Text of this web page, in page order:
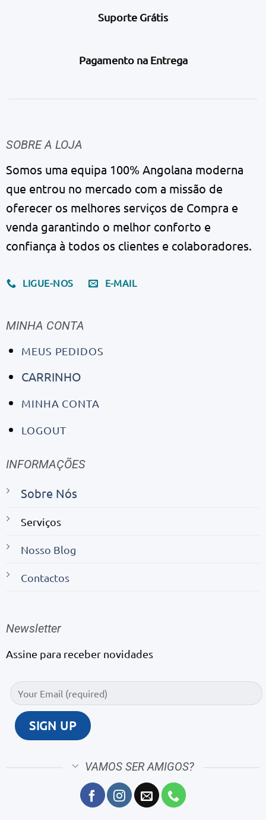
Suporte Grátis
Pagamento na Entrega
SOBRE A LOJA
Somos uma equipa 100% Angolana moderna
que entrou no mercado com a missão de
oferecer os melhores serviços de Compra e
venda garantindo o melhor conforto e
confiança à todos os clientes e colaboradores.
LIGUE-NOS E-MAIL
MINHA CONTA
MEUS PEDIDOS
CARRINHO
MINHA CONTA
LOGOUT
INFORMAÇÕES
Sobre Nós
Serviços
Nosso Blog
Contactos
Newsletter
Assine para receber novidades
VAMOS SER AMIGOS?